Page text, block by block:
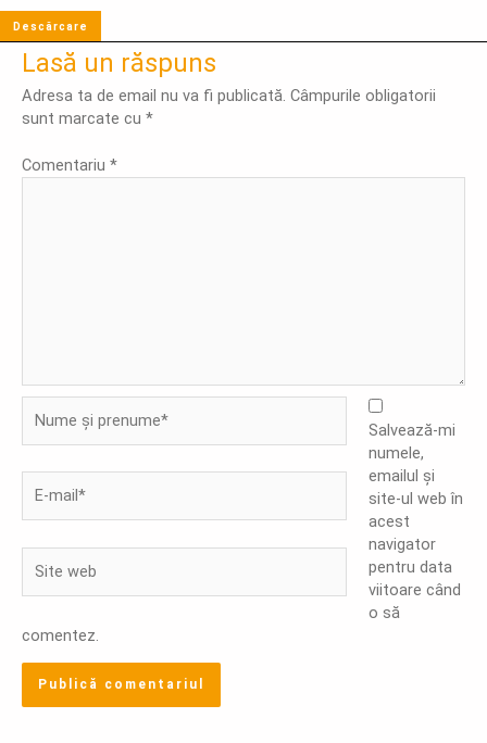
Descărcare
Lasă un răspuns
Adresa ta de email nu va fi publicată. Câmpurile obligatorii
sunt marcate cu *
Comentariu *
prenume*
mail*
web
Salvează-mi
numele,
emailul și
site-ul web în
acest
navigator
pentru data
viitoare când
o să
comentez.